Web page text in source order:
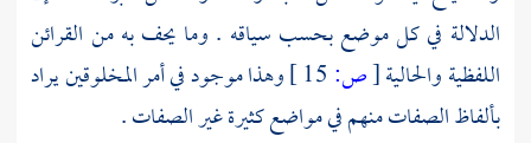
الدلالة في كل موضع بحسب سياقه . وما يحف به من القرائن
اللفظية والحالية[ص:
وهذا موجود في أمر المخلوقين يراد
بألفاظ الصفات منهم في مواضع كثيرة غير الصفات .